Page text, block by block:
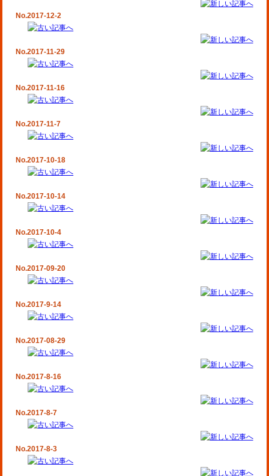
No.2017-12-2
No.2017-11-29
No.2017-11-16
No.2017-11-7
No.2017-10-18
No.2017-10-14
No.2017-10-4
No.2017-09-20
No.2017-9-14
No.2017-08-29
No.2017-8-16
No.2017-8-7
No.2017-8-3